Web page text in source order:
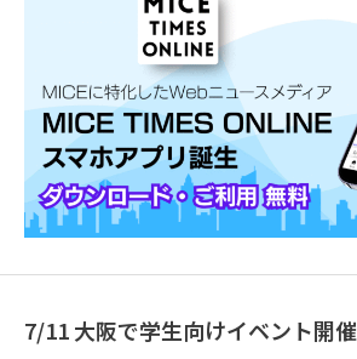
7/11 大阪で学生向けイベント開催